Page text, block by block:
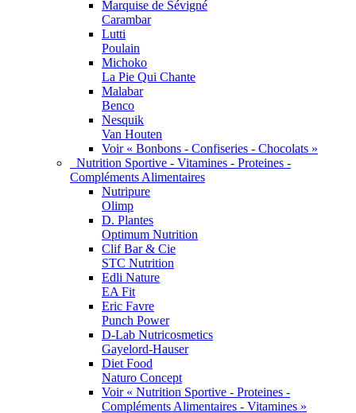
Marquise de Sévigné
Carambar
Lutti
Poulain
Michoko
La Pie Qui Chante
Malabar
Benco
Nesquik
Van Houten
Voir « Bonbons - Confiseries - Chocolats »
Nutrition Sportive - Vitamines - Proteines -
Compléments Alimentaires
Nutripure
Olimp
D. Plantes
Optimum Nutrition
Clif Bar & Cie
STC Nutrition
Edli Nature
EA Fit
Eric Favre
Punch Power
D-Lab Nutricosmetics
Gayelord-Hauser
Diet Food
Naturo Concept
Voir « Nutrition Sportive - Proteines -
Compléments Alimentaires - Vitamines »